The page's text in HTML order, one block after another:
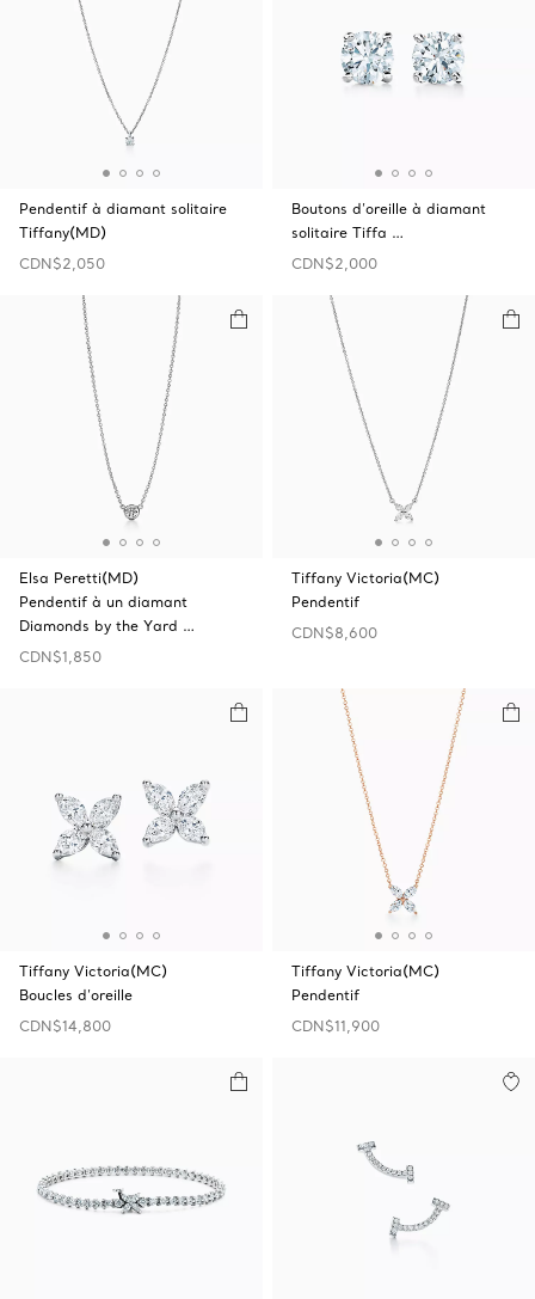
Pendentif à diamant solitaire
Tiffany(MD)
CDN$2,050
Boutons d’oreille à diamant
solitaire Tiffa …
CDN$2,000
Elsa Peretti(MD)
Pendentif à un diamant
Diamonds by the Yard …
CDN$1,850
Tiffany Victoria(MC)
Pendentif
CDN$8,600
Tiffany Victoria(MC)
Boucles d’oreille
CDN$14,800
Tiffany Victoria(MC)
Pendentif
CDN$11,900